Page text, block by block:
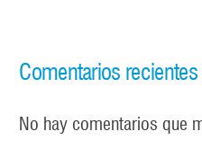
Comentarios recientes
No hay comentarios que